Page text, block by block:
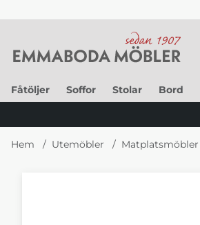
Fåtöljer Soffor Stolar Bord
Hem Utemöbler Matplatsmöbler